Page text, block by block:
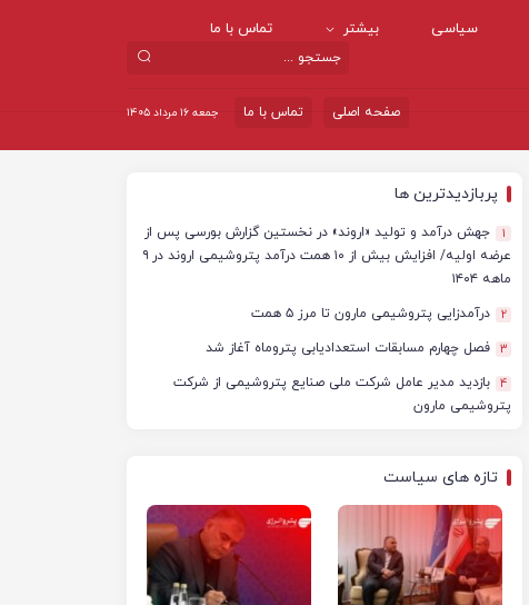
سیاسی بیشتر تماس با ما
جمعه ۱۶ مرداد ۱۴۰۵ تماس با ما
صفحه اصلی
پربازدیدترین ها
1
جهش درآمد و تولید «اروند» در نخستین گزارش بورسی پس از
عرضه اولیه/ افزایش بیش از ۱۰ همت درآمد پتروشیمی اروند در ۹
ماهه ۱۴۰۴
2 درآمدزایی پتروشیمی مارون تا مرز ۵ همت
3 فصل چهارم مسابقات استعدادیابی پتروماه آغاز شد
4 بازدید مدیر عامل شرکت ملی صنایع پتروشیمی از شرکت
پتروشیمی مارون
تازه های سیاست